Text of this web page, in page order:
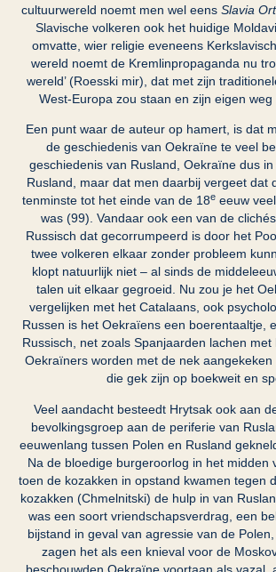
cultuurwereld noemt men wel eens Slavia
Slavische volkeren ook het huidige
omvatte, wier religie eveneens
wereld noemt de Kremlinpropaganda nu
wereld’ (Roesski mir), dat met zijn
West-Europa zou staan en zijn eigen weg
Een punt waar de auteur op hamert, is dat
de geschiedenis van Oekraïne te veel
geschiedenis van Rusland, Oekraïne dus
Rusland, maar dat men daarbij vergeet dat
tenminste tot het einde van de 18e eeuw
was (99). Vandaar ook een van de
Russisch dat gecorrumpeerd is door het
twee volkeren elkaar zonder probleem
klopt natuurlijk niet – al sinds de
talen uit elkaar gegroeid. Nu zou je het
vergelijken met het Catalaans, ook
Russen is het Oekraïens een boerentaaltje,
Russisch, net zoals Spanjaarden lachen
Oekraïners worden met de nek aangekeken
die gek zijn op boekweit en
Veel aandacht besteedt Hrytsak ook aan
bevolkingsgroep aan de periferie van
eeuwenlang tussen Polen en Rusland
Na de bloedige burgeroorlog in het midden
toen de kozakken in opstand kwamen tegen
kozakken (Chmelnitski) de hulp in van
was een soort vriendschapsverdrag, een
bijstand in geval van agressie van de
zagen het als een knieval voor de
beschouwden Oekraïne voortaan als vazal,